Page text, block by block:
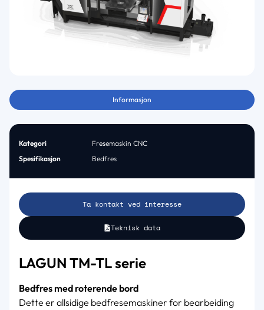
Informasjon
Kategori
Fresemaskin CNC
Spesifikasjon
Bedfres
Ta kontakt ved interesse
Teknisk data
LAGUN TM-TL serie
Bedfres med roterende bord
Dette er allsidige bedfresemaskiner for bearbeiding